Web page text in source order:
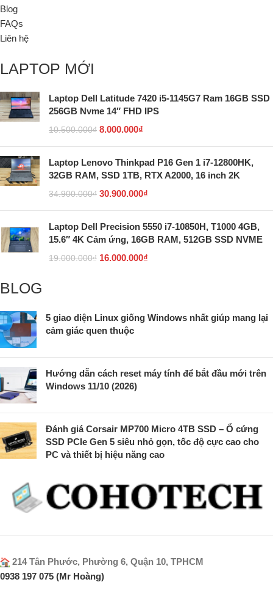
Blog
FAQs
Liên hệ
LAPTOP MỚI
Laptop Dell Latitude 7420 i5-1145G7 Ram 16GB SSD
256GB Nvme 14″ FHD IPS
10.500.000₫ 8.000.000₫
Laptop Lenovo Thinkpad P16 Gen 1 i7-12800HK,
32GB RAM, SSD 1TB, RTX A2000, 16 inch 2K
34.900.000₫ 30.900.000₫
Laptop Dell Precision 5550 i7-10850H, T1000 4GB,
15.6″ 4K Cảm ứng, 16GB RAM, 512GB SSD NVME
19.000.000₫ 16.000.000₫
BLOG
5 giao diện Linux giống Windows nhất giúp mang lại
cảm giác quen thuộc
Hướng dẫn cách reset máy tính để bắt đầu mới trên
Windows 11/10 (2026)
Đánh giá Corsair MP700 Micro 4TB SSD – Ổ cứng
SSD PCIe Gen 5 siêu nhỏ gọn, tốc độ cực cao cho
PC và thiết bị hiệu năng cao
214 Tân Phước, Phường 6, Quận 10, TPHCM
0938 197 075 (Mr Hoàng)